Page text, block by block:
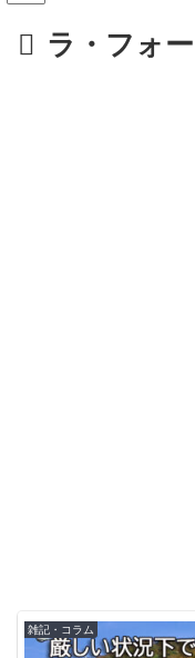
ラ・フォ
雑記・コラム